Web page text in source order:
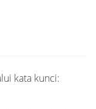
kata kunci: